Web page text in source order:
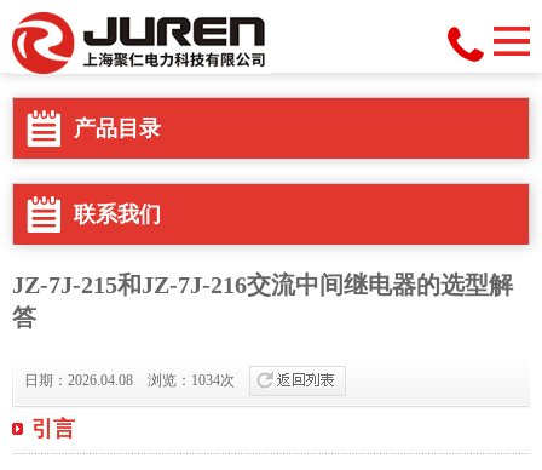
产品目录
联系我们
JZ-7J-215和JZ-7J-216交流中间继电器的选型解
答
日期：2026.04.08 浏览：1034次
引言